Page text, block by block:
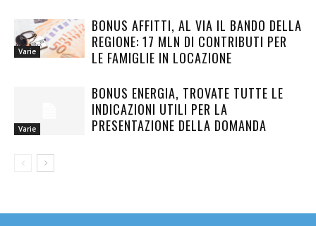
Varie
BONUS AFFITTI, AL VIA IL BANDO DELLA
REGIONE: 17 MLN DI CONTRIBUTI PER
LE FAMIGLIE IN LOCAZIONE
Varie
BONUS ENERGIA, TROVATE TUTTE LE
INDICAZIONI UTILI PER LA
PRESENTAZIONE DELLA DOMANDA